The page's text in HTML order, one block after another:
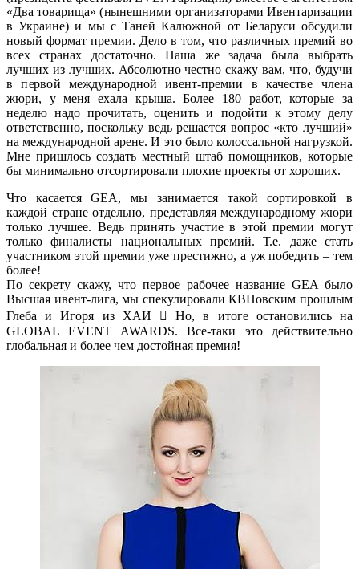
«Два товарища» (нынешними организаторами Ивентаризации
в Украине) и мы с Таней Калюжной от Беларуси обсудили
новый формат премии. Дело в том, что различных премий во
всех странах достаточно. Наша же задача была выбрать
лучших из лучших. Абсолютно честно скажу вам, что, будучи
в первой международной ивент-премии в качестве члена
жюри, у меня ехала крыша. Более 180 работ, которые за
неделю надо прочитать, оценить и подойти к этому делу
ответственно, поскольку ведь решается вопрос «кто лучший»
на международной арене. И это было колоссальной нагрузкой.
Мне пришлось создать местный штаб помощников, которые
бы минимально отсортировали плохие проекты от хороших.
Что касается GEA, мы занимается такой сортировкой в
каждой стране отдельно, представляя международному жюри
только лучшее. Ведь принять участие в этой премии могут
только финалисты национальных премий. Т.е. даже стать
участником этой премии уже престижно, а уж победить – тем
более!
По секрету скажу, что первое рабочее название GEA было
Высшая ивент-лига, мы спекулировали КВНовским прошлым
Глеба и Игоря из ХАИ  Но, в итоге остановились на
GLOBAL EVENT AWARDS. Все-таки это действительно
глобальная и более чем достойная премия!